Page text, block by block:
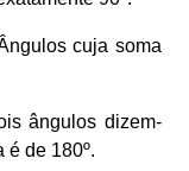
cuja soma
ângulos dizem-
é de 180º.